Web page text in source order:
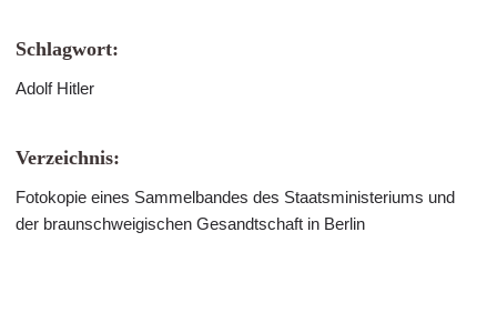
Schlagwort:
Adolf Hitler
Verzeichnis:
Fotokopie eines Sammelbandes des Staatsministeriums und
der braunschweigischen Gesandtschaft in Berlin